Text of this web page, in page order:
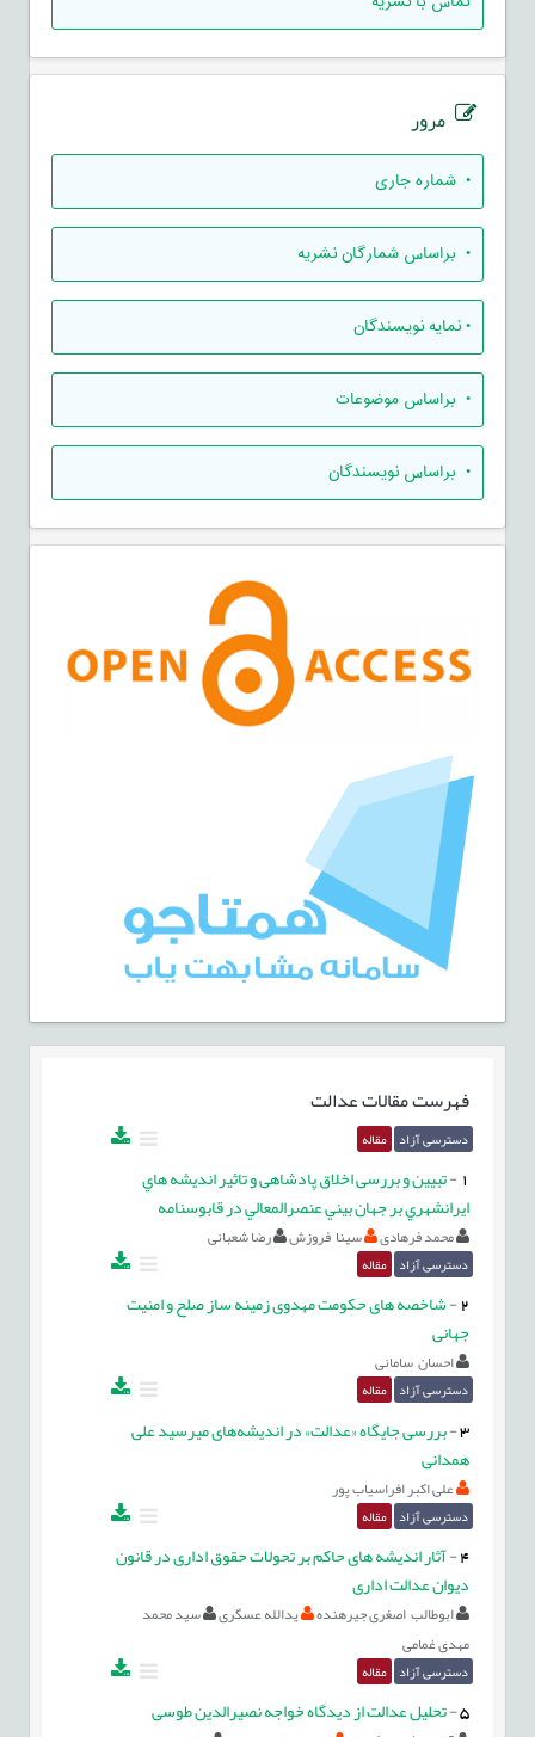
مرور
• شماره جاری
• براساس شمارگان نشریه
•نمایه نویسندگان
• براساس موضوعات
• براساس نویسندگان
فهرست مقالاتعدالت
دسترسی آزاد مقاله
-تبیین و بررسی اخلاق پادشاهی و تاثير انديشه هاي
ايرانشهري بر جهان بيني عنصرالمعالي در قابوسنامه
محمد فرهادی سینا فروزش رضا شعبانی
دسترسی آزاد مقاله
2
-شاخصه های حکومت مهدوی زمینه ساز صلح و امنیت
جهانی
احسان سامانی
دسترسی آزاد مقاله
3
-بررسی جایگاه «عدالت» در اندیشه‌های میرسید علی
همدانی
علی اکبر افراسیاب پور
دسترسی آزاد مقاله
4
-آثار اندیشه های حاکم بر تحولات حقوق اداری در قانون
دیوان عدالت اداری
ابوطالب اصغری جیرهنده یدالله عسگری
سید محمد
مهدی غمامی
دسترسی آزاد مقاله
5
-تحلیل عدالت از دیدگاه خواجه نصیرالدین طوسی